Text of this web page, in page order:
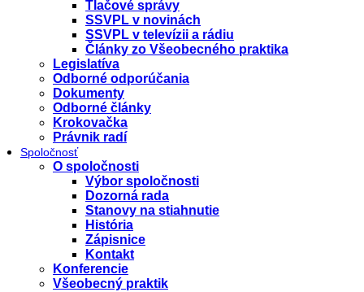
Tlačové správy
SSVPL v novinách
SSVPL v televízii a rádiu
Články zo Všeobecného praktika
Legislatíva
Odborné odporúčania
Dokumenty
Odborné články
Krokovačka
Právnik radí
Spoločnosť
O spoločnosti
Výbor spoločnosti
Dozorná rada
Stanovy na stiahnutie
História
Zápisnice
Kontakt
Konferencie
Všeobecný praktik